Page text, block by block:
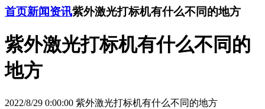
首页新闻资讯紫外激光打标机有什么不同的地方
紫外激光打标机有什么不同的
地方
2022/8/29 0:00:00 紫外激光打标机有什么不同的地方